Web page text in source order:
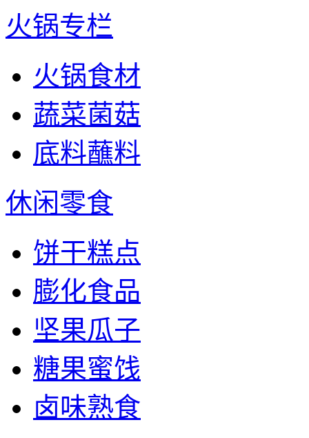
火锅专栏
火锅食材
蔬菜菌菇
底料蘸料
休闲零食
饼干糕点
膨化食品
坚果瓜子
糖果蜜饯
卤味熟食